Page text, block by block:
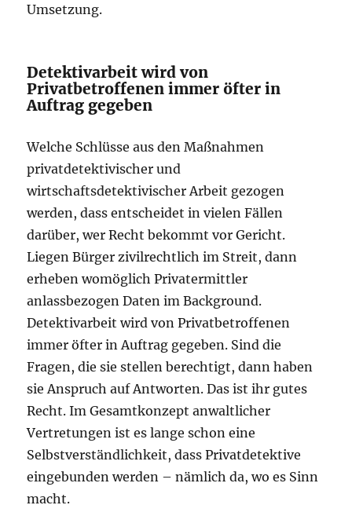
Umsetzung.
Detektivarbeit wird von
Privatbetroffenen immer öfter in
Auftrag gegeben
Welche Schlüsse aus den Maßnahmen
privatdetektivischer und
wirtschaftsdetektivischer Arbeit gezogen
werden, dass entscheidet in vielen Fällen
darüber, wer Recht bekommt vor Gericht.
Liegen Bürger zivilrechtlich im Streit, dann
erheben womöglich Privatermittler
anlassbezogen Daten im Background.
Detektivarbeit wird von Privatbetroffenen
immer öfter in Auftrag gegeben. Sind die
Fragen, die sie stellen berechtigt, dann haben
sie Anspruch auf Antworten. Das ist ihr gutes
Recht. Im Gesamtkonzept anwaltlicher
Vertretungen ist es lange schon eine
Selbstverständlichkeit, dass Privatdetektive
eingebunden werden – nämlich da, wo es Sinn
macht.